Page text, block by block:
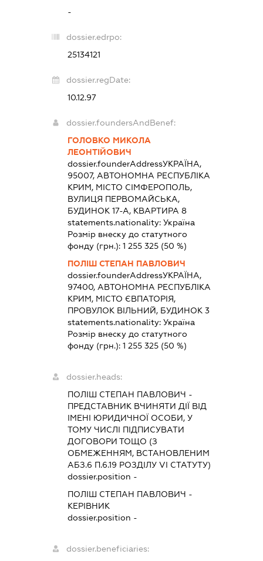
-
dossier.edrpo:
25134121
dossier.regDate:
10.12.97
dossier.foundersAndBenef:
ГОЛОВКО МИКОЛА
ЛЕОНТІЙОВИЧ
dossier.founderAddressУКРАЇНА,
95007, АВТОНОМНА РЕСПУБЛІКА
КРИМ, МІСТО СІМФЕРОПОЛЬ,
ВУЛИЦЯ ПЕРВОМАЙСЬКА,
БУДИНОК 17-А, КВАРТИРА 8
statements.nationality: Україна
Розмір внеску до статутного
фонду (грн.): 1 255 325(50 %)
ПОЛІШ СТЕПАН ПАВЛОВИЧ
dossier.founderAddressУКРАЇНА,
97400, АВТОНОМНА РЕСПУБЛІКА
КРИМ, МІСТО ЄВПАТОРІЯ,
ПРОВУЛОК ВІЛЬНИЙ, БУДИНОК 3
statements.nationality: Україна
Розмір внеску до статутного
фонду (грн.): 1 255 325(50 %)
dossier.heads:
ПОЛІШ СТЕПАН ПАВЛОВИЧ -
ПРЕДСТАВНИКВЧИНЯТИ ДІЇ ВІД
ІМЕНІ ЮРИДИЧНОЇ ОСОБИ, У
ТОМУ ЧИСЛІ ПІДПИСУВАТИ
ДОГОВОРИ ТОЩО (З
ОБМЕЖЕННЯМ, ВСТАНОВЛЕНИМ
АБЗ.6 П.6.19 РОЗДІЛУ VI СТАТУТУ)
dossier.position -
ПОЛІШ СТЕПАН ПАВЛОВИЧ -
КЕРІВНИК
dossier.position -
dossier.beneficiaries: